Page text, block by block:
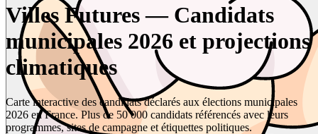
Villes Futures — Candidats
municipales 2026 et projections
climatiques
Carte interactive des candidats déclarés aux élections municipales
2026 en France. Plus de 50 000 candidats référencés avec leurs
programmes, sites de campagne et étiquettes politiques.